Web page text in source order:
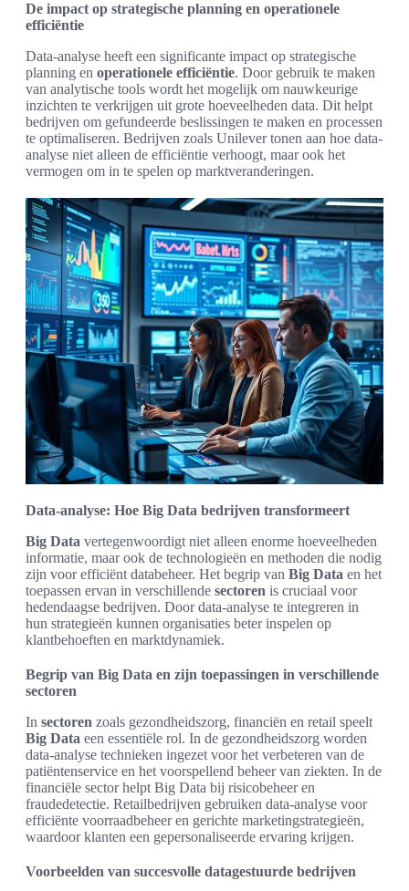
De impact op strategische planning en operationele
efficiëntie
Data-analyse heeft een significante impact op strategische
planning en operationele efficiëntie. Door gebruik te maken
van analytische tools wordt het mogelijk om nauwkeurige
inzichten te verkrijgen uit grote hoeveelheden data. Dit helpt
bedrijven om gefundeerde beslissingen te maken en processen
te optimaliseren. Bedrijven zoals Unilever tonen aan hoe data-
analyse niet alleen de efficiëntie verhoogt, maar ook het
vermogen om in te spelen op marktveranderingen.
Data-analyse: Hoe Big Data bedrijven transformeert
Big Data vertegenwoordigt niet alleen enorme hoeveelheden
informatie, maar ook de technologieën en methoden die nodig
zijn voor efficiënt databeheer. Het begrip van Big Data en het
toepassen ervan in verschillende sectoren is cruciaal voor
hedendaagse bedrijven. Door data-analyse te integreren in
hun strategieën kunnen organisaties beter inspelen op
klantbehoeften en marktdynamiek.
Begrip van Big Data en zijn toepassingen in verschillende
sectoren
In sectoren zoals gezondheidszorg, financiën en retail speelt
Big Data een essentiële rol. In de gezondheidszorg worden
data-analyse technieken ingezet voor het verbeteren van de
patiëntenservice en het voorspellend beheer van ziekten. In de
financiële sector helpt Big Data bij risicobeheer en
fraudedetectie. Retailbedrijven gebruiken data-analyse voor
efficiënte voorraadbeheer en gerichte marketingstrategieën,
waardoor klanten een gepersonaliseerde ervaring krijgen.
Voorbeelden van succesvolle datagestuurde bedrijven